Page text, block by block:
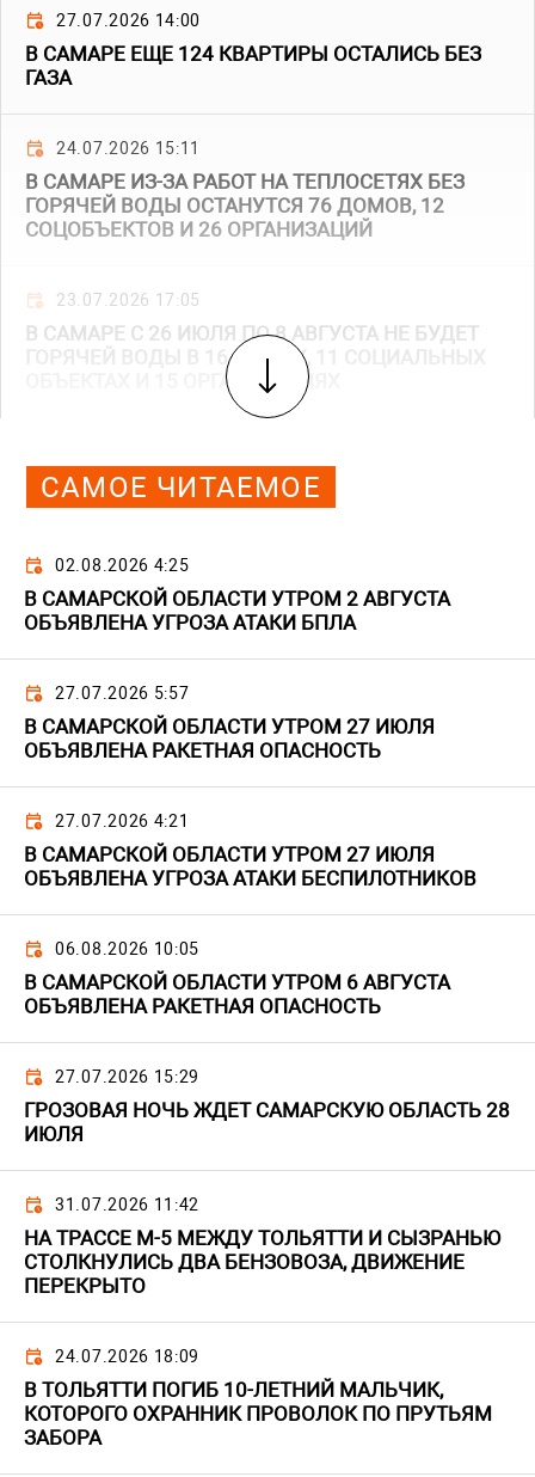
27.07.2026 14:00
В САМАРЕ ЕЩЕ 124 КВАРТИРЫ ОСТАЛИСЬ БЕЗ
ГАЗА
24.07.2026 15:11
В САМАРЕ ИЗ-ЗА РАБОТ НА ТЕПЛОСЕТЯХ БЕЗ
ГОРЯЧЕЙ ВОДЫ ОСТАНУТСЯ 76 ДОМОВ, 12
СОЦОБЪЕКТОВ И 26 ОРГАНИЗАЦИЙ
23.07.2026 17:05
В САМАРЕ С 26 ИЮЛЯ ПО 8 АВГУСТА НЕ БУДЕТ
ГОРЯЧЕЙ ВОДЫ В 16 ДОМАХ, 11 СОЦИАЛЬНЫХ
ОБЪЕКТАХ И 15 ОРГАНИЗАЦИЯХ
САМОЕ ЧИТАЕМОЕ
02.08.2026 4:25
В САМАРСКОЙ ОБЛАСТИ УТРОМ 2 АВГУСТА
ОБЪЯВЛЕНА УГРОЗА АТАКИ БПЛА
27.07.2026 5:57
В САМАРСКОЙ ОБЛАСТИ УТРОМ 27 ИЮЛЯ
ОБЪЯВЛЕНА РАКЕТНАЯ ОПАСНОСТЬ
27.07.2026 4:21
В САМАРСКОЙ ОБЛАСТИ УТРОМ 27 ИЮЛЯ
ОБЪЯВЛЕНА УГРОЗА АТАКИ БЕСПИЛОТНИКОВ
06.08.2026 10:05
В САМАРСКОЙ ОБЛАСТИ УТРОМ 6 АВГУСТА
ОБЪЯВЛЕНА РАКЕТНАЯ ОПАСНОСТЬ
27.07.2026 15:29
ГРОЗОВАЯ НОЧЬ ЖДЕТ САМАРСКУЮ ОБЛАСТЬ 28
ИЮЛЯ
31.07.2026 11:42
НА ТРАССЕ М-5 МЕЖДУ ТОЛЬЯТТИ И СЫЗРАНЬЮ
СТОЛКНУЛИСЬ ДВА БЕНЗОВОЗА, ДВИЖЕНИЕ
ПЕРЕКРЫТО
24.07.2026 18:09
В ТОЛЬЯТТИ ПОГИБ 10-ЛЕТНИЙ МАЛЬЧИК,
КОТОРОГО ОХРАННИК ПРОВОЛОК ПО ПРУТЬЯМ
ЗАБОРА